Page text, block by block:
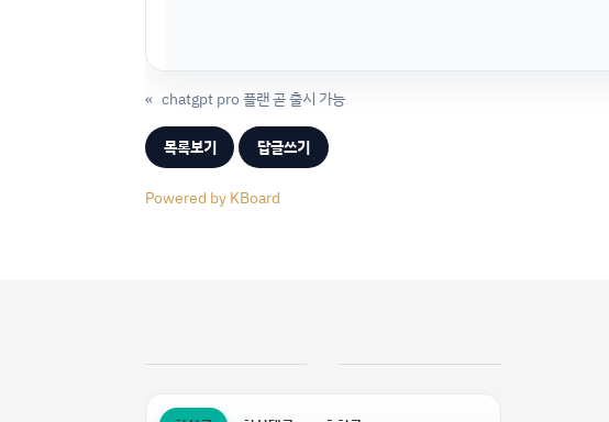
« chatgpt pro 플랜 곧 출시 가능
목록보기 답글쓰기
Powered by KBoard